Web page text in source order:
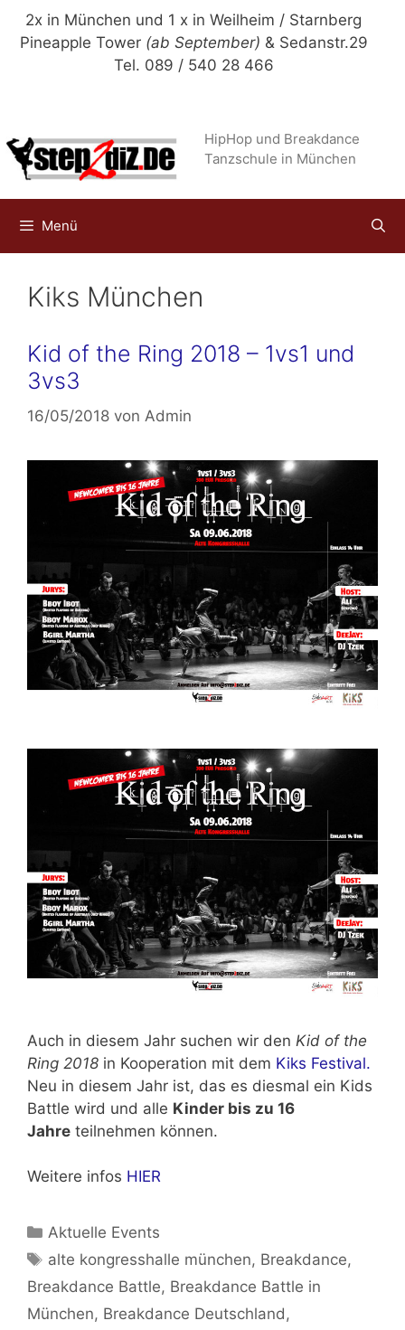
Zum
Inhalt
2x in München und 1 x in Weilheim / Starnberg
Pineapple Tower (ab September) & Sedanstr.29
Tel. 089 / 540 28 466
HipHop und Breakdance
Tanzschule in München
Menü
Kiks München
Kid of the Ring 2018 – 1vs1 und
3vs3
16/05/2018 von Admin
Auch in diesem Jahr suchen wir den Kid of the
Ring 2018 in Kooperation mit dem Kiks Festival.
Neu in diesem Jahr ist, das es diesmal ein Kids
Battle wird und alle Kinder bis zu 16
Jahre teilnehmen können.
Weitere infos HIER
Kategorien
Aktuelle Events
Schlagwörter
alte kongresshalle münchen, Breakdance,
Breakdance Battle, Breakdance Battle in
München, Breakdance Deutschland,